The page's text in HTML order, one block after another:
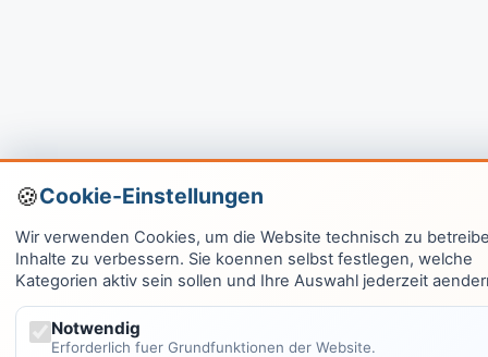
Cookie-Einstellungen
Wir verwenden Cookies, um die Website technisch zu
Inhalte zu verbessern. Sie koennen selbst festlegen, welche
Kategorien aktiv sein sollen und Ihre Auswahl jederzeit
Notwendig
Erforderlich fuer Grundfunktionen der Website.